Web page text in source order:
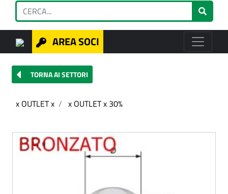
AREA SOCI
TORNA AI SETTORI
x OUTLET x x OUTLET x 30%